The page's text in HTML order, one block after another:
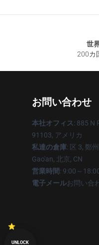
世
200カ
お問い合わせ
本社オフィス: 885 N
91103, アメリカ
私達の倉庫: 区 3, 鄭
Gao'an, 北京, CN
営業時間: 9:00～
電子メールお問い合
UNLOCK